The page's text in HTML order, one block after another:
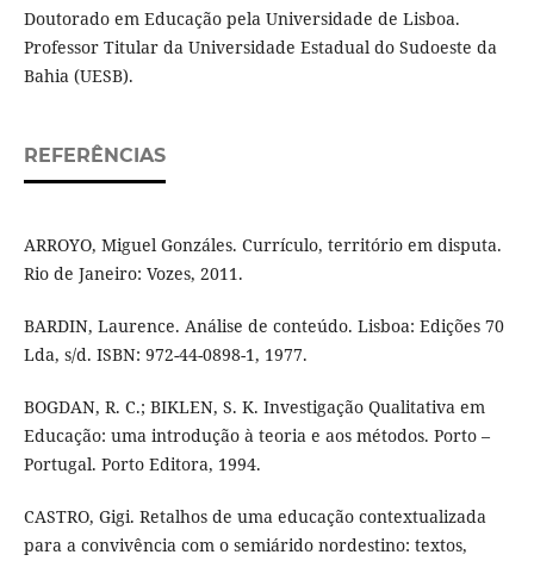
Doutorado em Educação pela Universidade de Lisboa.
Professor Titular da Universidade Estadual do Sudoeste da
Bahia (UESB).
REFERÊNCIAS
ARROYO, Miguel Gonzáles. Currículo, território em disputa.
Rio de Janeiro: Vozes, 2011.
BARDIN, Laurence. Análise de conteúdo. Lisboa: Edições 70
Lda, s/d. ISBN: 972-44-0898-1, 1977.
BOGDAN, R. C.; BIKLEN, S. K. Investigação Qualitativa em
Educação: uma introdução à teoria e aos métodos. Porto –
Portugal. Porto Editora, 1994.
CASTRO, Gigi. Retalhos de uma educação contextualizada
para a convivência com o semiárido nordestino: textos,